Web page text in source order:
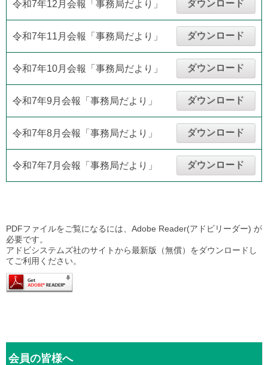
令和7年12月会報「事務局だより」 ダウンロード
令和7年11月会報「事務局だより」 ダウンロード
令和7年10月会報「事務局だより」 ダウンロード
令和7年9月会報「事務局だより」 ダウンロード
令和7年8月会報「事務局だより」 ダウンロード
令和7年7月会報「事務局だより」 ダウンロード
PDFファイルをご覧になるには、Adobe Reader(アドビリーダー) が
必要です。
アドビシステムズ社のサイトから最新版（無償）をダウンロードし
てご利用ください。
会員の皆様へ